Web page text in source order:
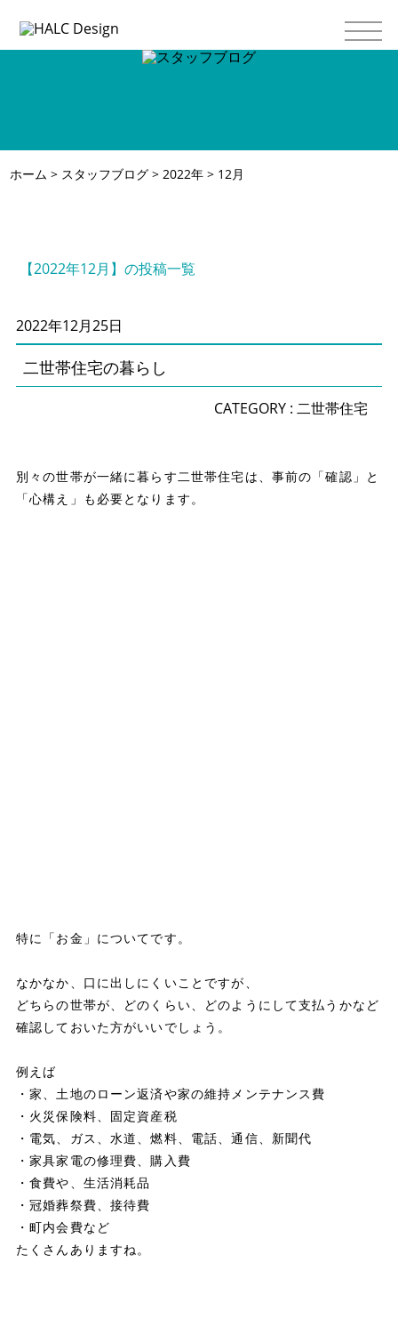
ホーム > スタッフブログ >2022年 > 12月
【2022年12月】の投稿一覧
2022年12月25日
二世帯住宅の暮らし
CATEGORY :二世帯住宅
別々の世帯が一緒に暮らす二世帯住宅は、事前の「確認」と
「心構え」も必要となります。
特に「お金」についてです。
なかなか、口に出しにくいことですが、
どちらの世帯が、どのくらい、どのようにして支払うかなど
確認しておいた方がいいでしょう。
例えば
・家、土地のローン返済や家の維持メンテナンス費
・火災保険料、固定資産税
・電気、ガス、水道、燃料、電話、通信、新聞代
・家具家電の修理費、購入費
・食費や、生活消耗品
・冠婚葬祭費、接待費
・町内会費など
たくさんありますね。